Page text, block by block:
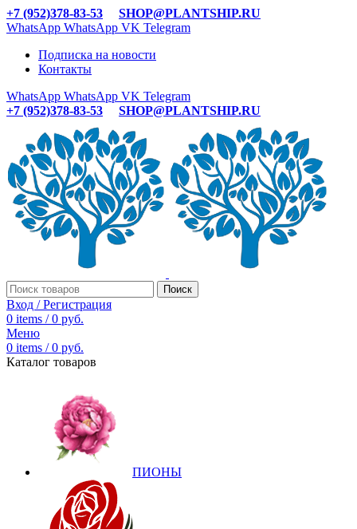
+7 (952)378-83-53
SHOP@PLANTSHIP.RU
WhatsApp WhatsApp VK Telegram
Подписка на новости
Контакты
WhatsApp WhatsApp VK Telegram
+7 (952)378-83-53
SHOP@PLANTSHIP.RU
Поиск
Вход / Регистрация
0 items / 0 руб.
Меню
0 items / 0 руб.
Каталог товаров
ПИОНЫ